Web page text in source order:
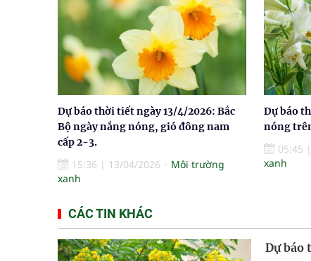
Dự báo thời tiết ngày 13/4/2026: Bắc
Bộ ngày nắng nóng, gió đông nam
cấp 2-3.
15:36 | 13/04/2026
Môi trường
xanh
Dự báo
nóng
05:45 |
xanh
CÁC TIN KHÁC
Dự báo